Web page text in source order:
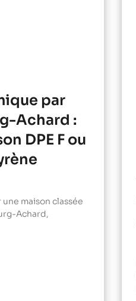
par
Achard :
DPE F ou
maison classée
Achard,